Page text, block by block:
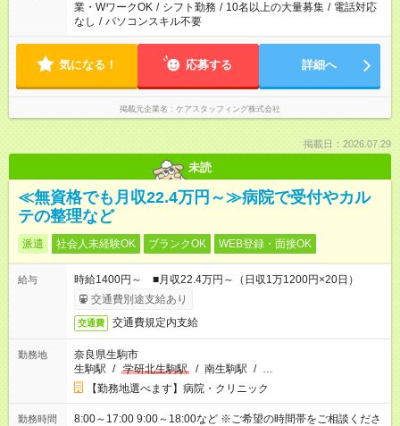
業・WワークOK / シフト勤務 / 10名以上の大量募集 / 電話対応
なし / パソコンスキル不要
気になる！ 応募する 詳細へ
掲載元企業名 ケアスタッフィング株式会社
掲載日：2026.07.29
未読
≪無資格でも月収22.4万円～≫病院で受付やカル
テの整理など
派遣 社会人未経験OK ブランクOK WEB登録・面接OK
給与
時給1400円～ ■月収22.4万円～（日収1万1200円×20日）
交通費別途支給あり
交通費 交通費規定内支給
勤務地
奈良県生駒市
生駒駅 / 学研北生駒駅 / 南生駒駅 / …
【勤務地選べます】病院・クリニック
勤務時間
8:00～17:00 9:00～18:00など ※ご希望の時間帯をご相談くださ